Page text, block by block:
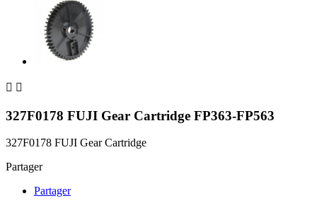
 
327F0178 FUJI Gear Cartridge FP363-FP563
327F0178 FUJI Gear Cartridge
Partager
Partager